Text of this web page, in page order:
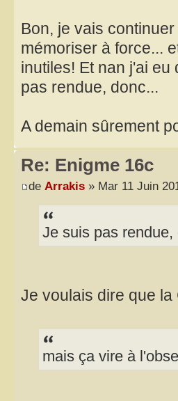
Bon, je vais
mémoriser à force...
inutiles! Et nan j'ai
pas rendue, donc...
A demain sûrement
Re: Enigme 16c
de Arrakis » Mar 11 Juin
Je suis pas rendue,
Je voulais dire que
mais ça vire à